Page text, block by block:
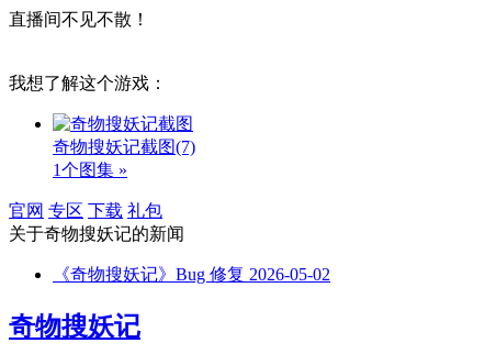
直播间不见不散！
我想了解这个游戏：
奇物搜妖记截图(7)
1个图集 »
官网 专区 下载 礼包
关于奇物搜妖记的新闻
《奇物搜妖记》Bug 修复 2026-05-02
奇物搜妖记